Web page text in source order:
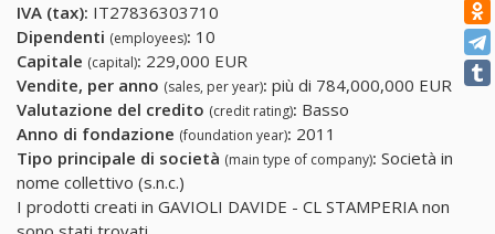
IVA (tax): IT27836303710
Dipendenti (employees): 10
Capitale (capital): 229,000 EUR
Vendite, per anno (sales, per year): più di 784,000,000 EUR
Valutazione del credito (credit rating): Basso
Anno di fondazione (foundation year): 2011
Tipo principale di società (main type of company): Società in
nome collettivo (s.n.c.)
I prodotti creati in GAVIOLI DAVIDE - CL STAMPERIA non